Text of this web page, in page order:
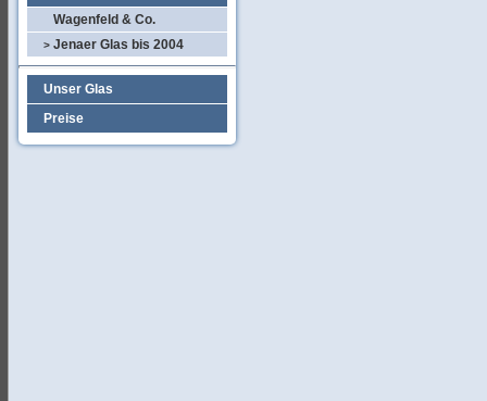
Wagenfeld & Co.
> Jenaer Glas bis 2004
Unser Glas
Preise